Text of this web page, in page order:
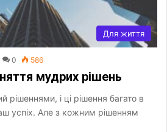
Для життя
0 586
мудрих рішень
рішеннями, і ці рішення багато в
успіх. Але з кожним рішенням